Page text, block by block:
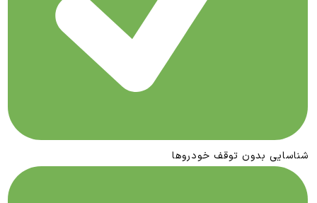
شناسایی بدون توقف خودروها